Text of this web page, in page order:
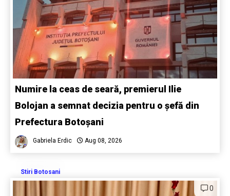
Numire la ceas de seară, premierul Ilie
Bolojan a semnat decizia pentru o șefă din
Prefectura Botoșani
Gabriela Erdic Aug 08, 2026
Stiri Botosani
0